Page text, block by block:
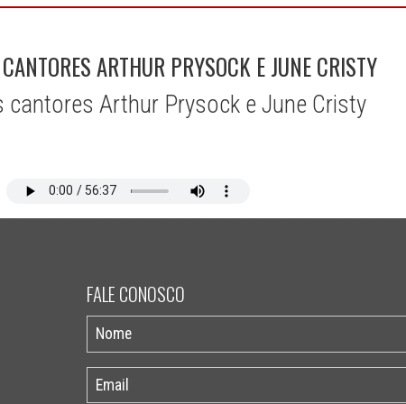
ARTHUR PRYSOCK E JUNE CRISTY
cantores Arthur Prysock e June Cristy
FALE CONOSCO